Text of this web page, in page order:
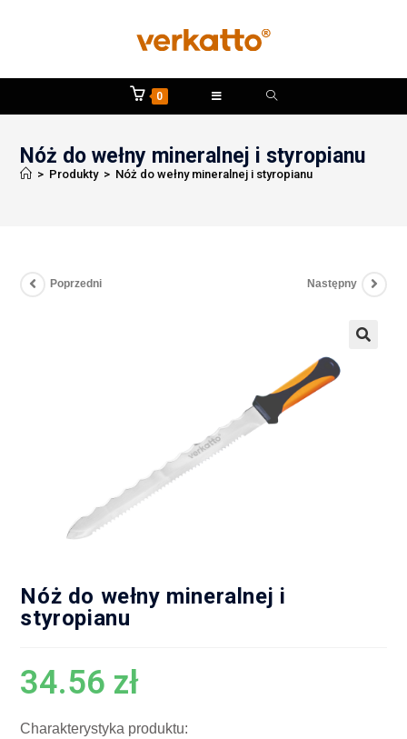
0
Nóż do wełny mineralnej i styropianu
> Produkty > Nóż do wełny mineralnej i styropianu
Poprzedni Następny
Nóż do wełny mineralnej i
styropianu
34.56 zł
Charakterystyka produktu: